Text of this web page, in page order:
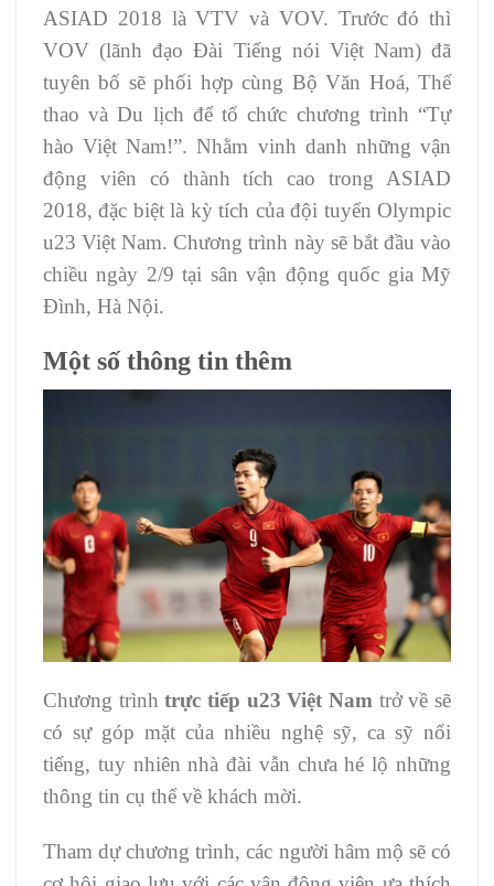
ASIAD 2018 là VTV và VOV. Trước đó thì
VOV (lãnh đạo Đài Tiếng nói Việt Nam) đã
tuyên bố sẽ phối hợp cùng Bộ Văn Hoá, Thể
thao và Du lịch để tổ chức chương trình “Tự
hào Việt Nam!”. Nhằm vinh danh những vận
động viên có thành tích cao trong ASIAD
2018, đặc biệt là kỳ tích của đội tuyển Olympic
u23 Việt Nam. Chương trình này sẽ bắt đầu vào
chiều ngày 2/9 tại sân vận động quốc gia Mỹ
Đình, Hà Nội.
Một số thông tin thêm
Chương trình trực tiếp u23 Việt Nam trở về sẽ
có sự góp mặt của nhiều nghệ sỹ, ca sỹ nổi
tiếng, tuy nhiên nhà đài vẫn chưa hé lộ những
thông tin cụ thể về khách mời.
Tham dự chương trình, các người hâm mộ sẽ có